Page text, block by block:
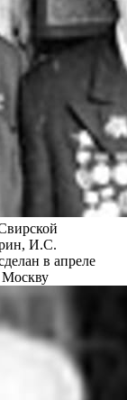
И.С.
в апреле
Москву